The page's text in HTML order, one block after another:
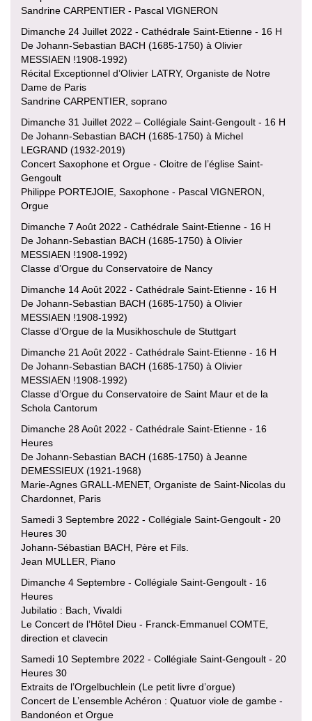
Sandrine CARPENTIER - Pascal VIGNERON
Dimanche 24 Juillet 2022 - Cathédrale Saint-Etienne - 16 H
De Johann-Sebastian BACH (1685-1750) à Olivier
MESSIAEN !1908-1992)
Récital Exceptionnel d’Olivier LATRY, Organiste de Notre
Dame de Paris
Sandrine CARPENTIER, soprano
Dimanche 31 Juillet 2022 – Collégiale Saint-Gengoult - 16 H
De Johann-Sebastian BACH (1685-1750) à Michel
LEGRAND (1932-2019)
Concert Saxophone et Orgue - Cloitre de l’église Saint-
Gengoult
Philippe PORTEJOIE, Saxophone - Pascal VIGNERON,
Orgue
Dimanche 7 Août 2022 - Cathédrale Saint-Etienne - 16 H
De Johann-Sebastian BACH (1685-1750) à Olivier
MESSIAEN !1908-1992)
Classe d’Orgue du Conservatoire de Nancy
Dimanche 14 Août 2022 - Cathédrale Saint-Etienne - 16 H
De Johann-Sebastian BACH (1685-1750) à Olivier
MESSIAEN !1908-1992)
Classe d’Orgue de la Musikhoschule de Stuttgart
Dimanche 21 Août 2022 - Cathédrale Saint-Etienne - 16 H
De Johann-Sebastian BACH (1685-1750) à Olivier
MESSIAEN !1908-1992)
Classe d’Orgue du Conservatoire de Saint Maur et de la
Schola Cantorum
Dimanche 28 Août 2022 - Cathédrale Saint-Etienne - 16
Heures
De Johann-Sebastian BACH (1685-1750) à Jeanne
DEMESSIEUX (1921-1968)
Marie-Agnes GRALL-MENET, Organiste de Saint-Nicolas du
Chardonnet, Paris
Samedi 3 Septembre 2022 - Collégiale Saint-Gengoult - 20
Heures 30
Johann-Sébastian BACH, Père et Fils.
Jean MULLER, Piano
Dimanche 4 Septembre - Collégiale Saint-Gengoult - 16
Heures
Jubilatio : Bach, Vivaldi
Le Concert de l’Hôtel Dieu - Franck-Emmanuel COMTE,
direction et clavecin
Samedi 10 Septembre 2022 - Collégiale Saint-Gengoult - 20
Heures 30
Extraits de l’Orgelbuchlein (Le petit livre d’orgue)
Concert de L’ensemble Achéron : Quatuor viole de gambe -
Bandonéon et Orgue